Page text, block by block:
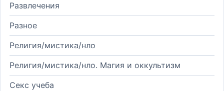
Развлечения
Разное
Религия/мистика/нло
Религия/мистика/нло. Магия и оккультизм
Секс учеба